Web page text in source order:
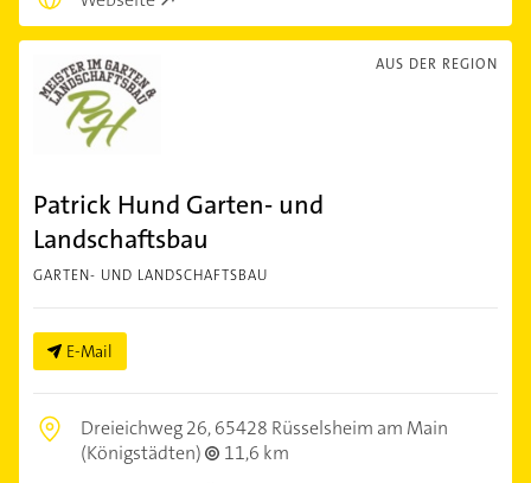
AUS DER REGION
Patrick Hund Garten- und
Landschaftsbau
GARTEN- UND LANDSCHAFTSBAU
E-Mail
Dreieichweg 26,65428 Rüsselsheim am Main
(Königstädten)
11,6 km